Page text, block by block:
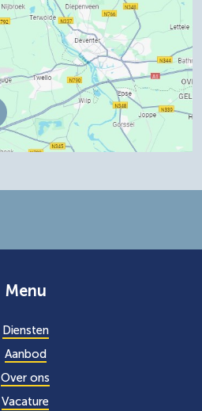
Menu
Diensten
Aanbod
Over ons
Vacature